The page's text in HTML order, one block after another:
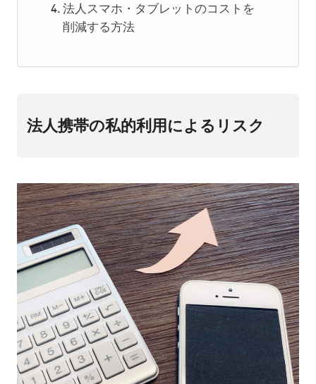
法人スマホ・タブレットのコストを
削減する方法
法人携帯の私的利用によるリスク